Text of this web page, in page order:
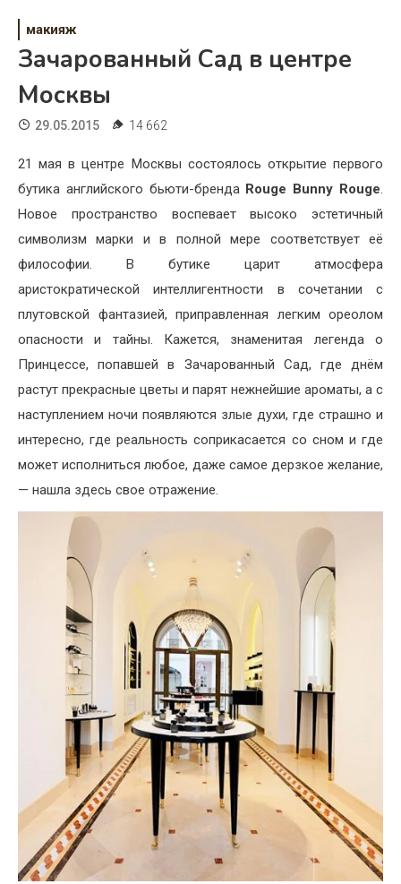
Жизнь
Хобби
Красота
Недвижимость
макияж
Зачарованный Сад в центре
Москвы
29.05.2015 14 662
21 мая в центре Москвы состоялось открытие первого
бутика английского бьюти-бренда Rouge Bunny Rouge.
Новое пространство воспевает высоко эстетичный
символизм марки и в полной мере соответствует её
философии. В бутике царит атмосфера
аристократической интеллигентности в сочетании с
плутовской фантазией, приправленная легким ореолом
опасности и тайны. Кажется, знаменитая легенда о
Принцессе, попавшей в Зачарованный Сад, где днём
растут прекрасные цветы и парят нежнейшие ароматы, а с
наступлением ночи появляются злые духи, где страшно и
интересно, где реальность соприкасается со сном и где
может исполниться любое, даже самое дерзкое желание,
— нашла здесь свое отражение.